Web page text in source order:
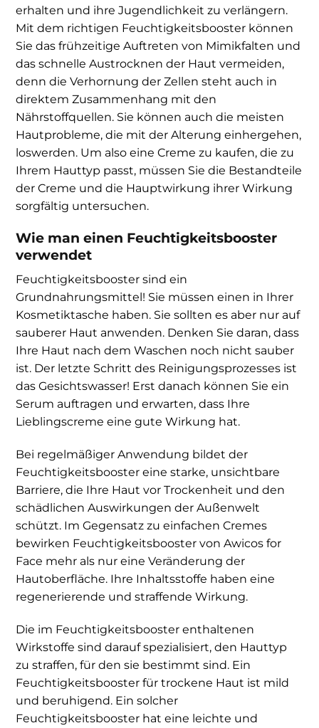
erhalten und ihre Jugendlichkeit zu verlängern.
Mit dem richtigen Feuchtigkeitsbooster können
Sie das frühzeitige Auftreten von Mimikfalten und
das schnelle Austrocknen der Haut vermeiden,
denn die Verhornung der Zellen steht auch in
direktem Zusammenhang mit den
Nährstoffquellen. Sie können auch die meisten
Hautprobleme, die mit der Alterung einhergehen,
loswerden. Um also eine Creme zu kaufen, die zu
Ihrem Hauttyp passt, müssen Sie die Bestandteile
der Creme und die Hauptwirkung ihrer Wirkung
sorgfältig untersuchen.
Wie man einen Feuchtigkeitsbooster
verwendet
Feuchtigkeitsbooster sind ein
Grundnahrungsmittel! Sie müssen einen in Ihrer
Kosmetiktasche haben. Sie sollten es aber nur auf
sauberer Haut anwenden. Denken Sie daran, dass
Ihre Haut nach dem Waschen noch nicht sauber
ist. Der letzte Schritt des Reinigungsprozesses ist
das Gesichtswasser! Erst danach können Sie ein
Serum auftragen und erwarten, dass Ihre
Lieblingscreme eine gute Wirkung hat.
Bei regelmäßiger Anwendung bildet der
Feuchtigkeitsbooster eine starke, unsichtbare
Barriere, die Ihre Haut vor Trockenheit und den
schädlichen Auswirkungen der Außenwelt
schützt. Im Gegensatz zu einfachen Cremes
bewirken Feuchtigkeitsbooster von Awicos for
Face mehr als nur eine Veränderung der
Hautoberfläche. Ihre Inhaltsstoffe haben eine
regenerierende und straffende Wirkung.
Die im Feuchtigkeitsbooster enthaltenen
Wirkstoffe sind darauf spezialisiert, den Hauttyp
zu straffen, für den sie bestimmt sind. Ein
Feuchtigkeitsbooster für trockene Haut ist mild
und beruhigend. Ein solcher
Feuchtigkeitsbooster hat eine leichte und